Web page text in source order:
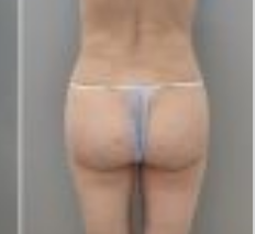
Конфиденциальности
с
Политикой